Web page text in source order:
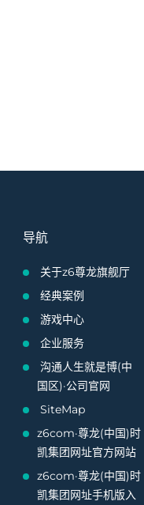
导航
关于z6尊龙旗舰厅
经典案例
游戏中心
企业服务
沟通人生就是博(中
国区)·公司官网
SiteMap
z6com·尊龙(中国)时
凯集团网址官方网站
z6com·尊龙(中国)时
凯集团网址手机版入